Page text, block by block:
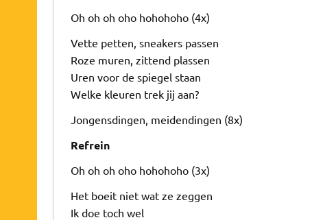
Oh oh oh oho hohohoho (4x)
Vette petten, sneakers passen
Roze muren, zittend plassen
Uren voor de spiegel staan
Welke kleuren trek jij aan?
Jongensdingen, meidendingen (8x)
Refrein
Oh oh oh oho hohohoho (3x)
Het boeit niet wat ze zeggen
Ik doe toch wel